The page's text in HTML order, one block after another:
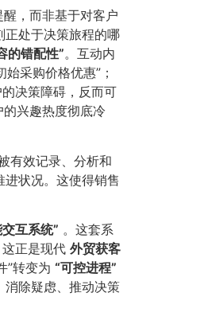
，而非基于对客户
正处于决策旅程的哪
的错配性”​​。互动内
采购价格优惠”；
决策障碍，反而可
兴趣热度彻底冷
有效记录、分析和
状况。这使得销售
互系统”​ 。这套系
正是现代 外贸获客
”转变为 ​“可控进程”​
消除疑虑、推动决策